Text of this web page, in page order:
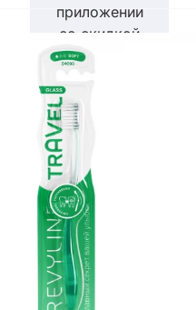
приложении
со скидкой
Характеристики
Диаметр
щетины,
мм
0,1 мм
Длина
ручки,
см
15,5
см